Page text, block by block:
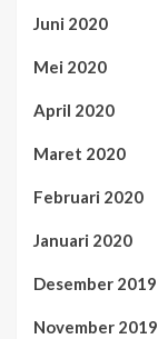
Juni 2020
Mei 2020
April 2020
Maret 2020
Februari 2020
Januari 2020
Desember 2019
November 2019